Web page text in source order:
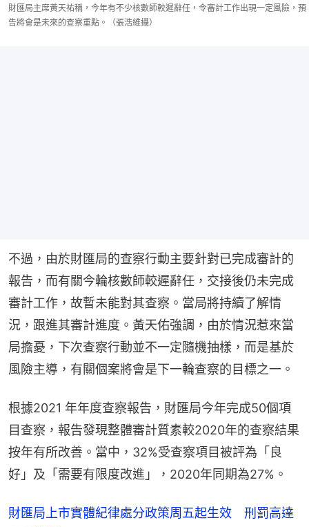
財匯局主席黃天祐稱，今年有不少核數師較遲辭任，令審計工作出現一定風險，預
告將會是未來的查察重點。（張浩維攝）
不過，由於財匯局的查察行動主要針對已完成審計的
報告，而有關今輪核數師較遲辭任，交接後仍未完成
審計工作，故暫未能對其查察。當局將持續了解情
況，跟進其審計進度。黃天佑強調，由於情況惹來當
局擔憂，下次查察行動並不一定隨機抽樣，而是基於
風險主導，有關個案將會是下一輪查察的目標之一。
根據2021 年年度查察報告，財匯局今年完成50個項
目查察，報告發現整體審計質素較2020年的查察結果
按年有所改善。當中，32%受查察項目被評為「良
好」及「需要有限度改進」，2020年同期為27%。
財匯局上市實體紀律處分政策周五起生效 刑罰高達